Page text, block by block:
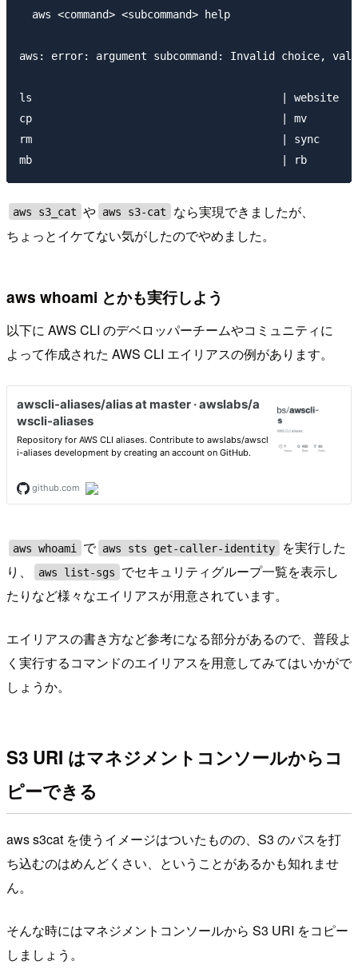
  aws <command> <subcommand> help
aws: error: argument subcommand: Invalid choice,
ls
cp
rm
aws s3_cat や aws s3-cat
なら実現できましたが、
ちょっとイケてない気がしたのでやめました。
aws whoami とかも実行しよう
以下に AWS CLI のデベロッパーチームやコミュニティに
よって作成された AWS CLI エイリアスの例があります。
aws whoami で aws sts get-caller-identity
を実行した
り、
aws list-sgs
でセキュリティグループ一覧を表示し
たりなど様々なエイリアスが用意されています。
エイリアスの書き方など参考になる部分があるので、普段よ
く実行するコマンドのエイリアスを用意してみてはいかがで
しょうか。
S3 URI はマネジメントコンソールからコ
ピーできる
aws s3cat を使うイメージはついたものの、S3 のパスを打
ち込むのはめんどくさい、ということがあるかも知れませ
ん。
そんな時にはマネジメントコンソールから S3 URI をコピー
しましょう。